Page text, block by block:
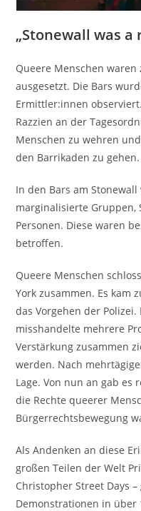
„Stonewall was a
Queere Menschen
ausgesetzt. Die Bars
Ermittler:innen
Razzien an der
Menschen zu wehren
den Barrikaden zu gehen.
In den Bars am
marginalisierte Gruppen,
Personen. Diese waren
betroffen.
Queere Menschen
York zusammen. Es kam
das Vorgehen der
misshandelte mehrere
Verstärkung zusammen
werden. Nach
Lage. Von nun an gab
die Rechte queerer
Bürgerrechtsbewegung
Als Andenken an diese
großen Teilen der Welt
Christopher Street Days
Demonstrationen in über